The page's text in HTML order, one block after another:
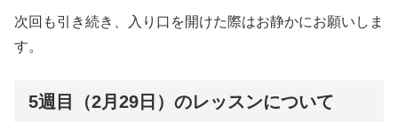
次回も引き続き、入り口を開けた際はお静かにお願いしま
す。
5週目（2月29日）のレッスンについて